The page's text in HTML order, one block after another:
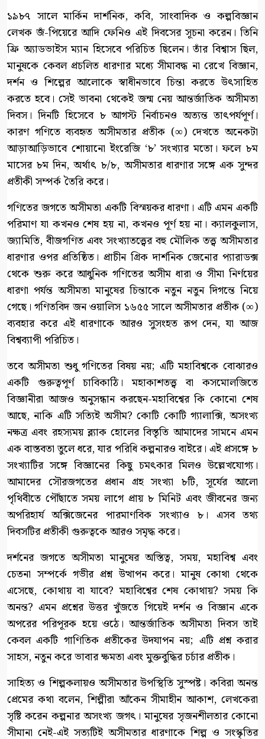
১৯৮৭ সালে মার্কিন দার্শনিক, কবি, সাংবাদিক ও কল্পবিজ্ঞান
লেখক জঁ-পিয়েরে আদি ফেনিও এই দিবসের সূচনা করেন। তিনি
ফ্রি অ্যাডভাইস ম্যান হিসেবে পরিচিত ছিলেন। তাঁর বিশ্বাস ছিল,
মানুষকে কেবল প্রচলিত ধারণার মধ্যে সীমাবদ্ধ না রেখে বিজ্ঞান,
দর্শন ও শিল্পের আলোকে স্বাধীনভাবে চিন্তা করতে উৎসাহিত
করতে হবে। সেই ভাবনা থেকেই জন্ম নেয় আন্তর্জাতিক অসীমতা
দিবস। দিনটি হিসেবে ৮ আগস্ট নির্বাচনও অত্যন্ত তাৎপর্যপূর্ণ।
কারণ গণিতে ব্যবহৃত অসীমতার প্রতীক (∞) দেখতে অনেকটা
আড়াআড়িভাবে শোয়ানো ইংরেজি ‘৮’ সংখ্যার মতো। ফলে ৮ম
মাসের ৮ম দিন, অর্থাৎ ৮/৮, অসীমতার ধারণার সঙ্গে এক সুন্দর
প্রতীকী সম্পর্ক তৈরি করে।
গণিতের জগতে অসীমতা একটি বিস্ময়কর ধারণা। এটি এমন একটি
পরিমাণ যা কখনও শেষ হয় না, কখনও পূর্ণ হয় না। ক্যালকুলাস,
জ্যামিতি, বীজগণিত এবং সংখ্যাতত্ত্বের বহু মৌলিক তত্ত্ব অসীমতার
ধারণার ওপর প্রতিষ্ঠিত। প্রাচীন গ্রিক দার্শনিক জেনোর প্যারাডক্স
থেকে শুরু করে আধুনিক গণিতের অসীম ধারা ও সীমা নির্ণয়ের
ধারণা পর্যন্ত অসীমতা মানুষের চিন্তাকে নতুন নতুন দিগন্তে নিয়ে
গেছে। গণিতবিদ জন ওয়ালিস ১৬৫৫ সালে অসীমতার প্রতীক (∞)
ব্যবহার করে এই ধারণাকে আরও সুসংহত রূপ দেন, যা আজ
বিশ্বব্যাপী পরিচিত।
তবে অসীমতা শুধু গণিতের বিষয় নয়; এটি মহাবিশ্বকে বোঝারও
একটি গুরুত্বপূর্ণ চাবিকাঠি। মহাকাশতত্ত্ব বা কসমোলজিতে
বিজ্ঞানীরা আজও অনুসন্ধান করছেন-মহাবিশ্বের কি কোনো শেষ
আছে, নাকি এটি সত্যিই অসীম? কোটি কোটি গ্যালাক্সি, অসংখ্য
নক্ষত্র এবং রহস্যময় ব্ল্যাক হোলের বিস্তৃতি আমাদের সামনে এমন
এক বাস্তবতা তুলে ধরে, যার পরিধি কল্পনারও বাইরে। এই প্রসঙ্গে ৮
সংখ্যাটির সঙ্গে বিজ্ঞানের কিছু চমৎকার মিলও উল্লেখযোগ্য।
আমাদের সৌরজগতের প্রধান গ্রহ সংখ্যা ৮টি, সূর্যের আলো
পৃথিবীতে পৌঁছাতে সময় লাগে প্রায় ৮ মিনিট এবং জীবনের জন্য
অপরিহার্য অক্সিজেনের পারমাণবিক সংখ্যাও ৮। এসব তথ্য
দিবসটির প্রতীকী গুরুত্বকে আরও সমৃদ্ধ করে।
দর্শনের জগতে অসীমতা মানুষের অস্তিত্ব, সময়, মহাবিশ্ব এবং
চেতনা সম্পর্কে গভীর প্রশ্ন উত্থাপন করে। মানুষ কোথা থেকে
এসেছে, কোথায় বা যাবে? মহাবিশ্বের শেষ কোথায়? সময় কি
অনন্ত? এমন প্রশ্নের উত্তর খুঁজতে গিয়েই দর্শন ও বিজ্ঞান একে
অপরের পরিপূরক হয়ে ওঠে। আন্তর্জাতিক অসীমতা দিবস তাই
কেবল একটি গাণিতিক প্রতীকের উদযাপন নয়; এটি প্রশ্ন করার
সাহস, নতুন করে ভাবার ক্ষমতা এবং মুক্তবুদ্ধির চর্চার প্রতীক।
সাহিত্য ও শিল্পকলায়ও অসীমতার উপস্থিতি সুস্পষ্ট। কবিরা অনন্ত
প্রেমের কথা বলেন, শিল্পীরা আঁকেন সীমাহীন আকাশ, লেখকেরা
সৃষ্টি করেন কল্পনার অসংখ্য জগৎ। মানুষের সৃজনশীলতার কোনো
সীমানা নেই-এই সত্যটিই অসীমতার ধারণাকে শিল্প ও সংস্কৃতির